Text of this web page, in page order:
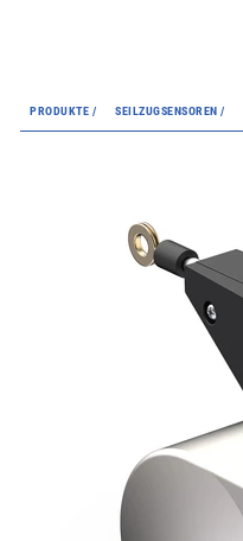
PRODUKTE / SEILZUGSENSOREN /